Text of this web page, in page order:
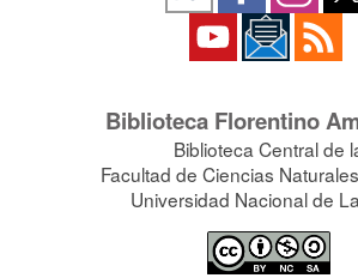
Biblioteca Florentino
Biblioteca Central de
Facultad de Ciencias
Universidad Nacional de